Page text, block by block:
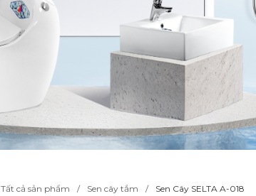
Tất cả sản phẩm Sen cây tắm Sen Cây SELTA A-018